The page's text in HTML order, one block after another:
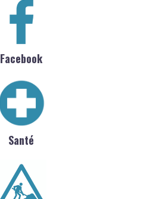
Facebook
Santé